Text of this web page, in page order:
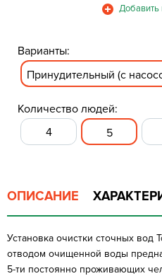
Варианты:
Принудительный (с
Количество людей:
4
5
ОПИСАНИЕ
Установка очистки сточных вод
отводом очищенной воды
5-ти постоянно проживающих